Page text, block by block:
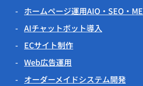
ホームページ運用AIO・SEO・
AIチャットボット導入
ECサイト制作
Web広告運用
オーダーメイドシステム開発